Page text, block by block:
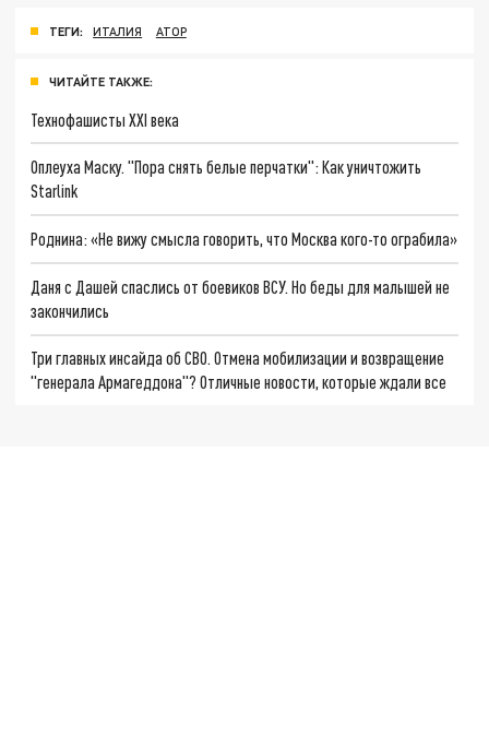
ТЕГИ: ИТАЛИЯ АТОР
ЧИТАЙТЕ ТАКЖЕ:
Технофашисты XXI века
Оплеуха Маску. "Пора снять белые перчатки": Как уничтожить
Starlink
Роднина: «Не вижу смысла говорить, что Москва кого-то ограбила»
Даня с Дашей спаслись от боевиков ВСУ. Но беды для малышей не
закончились
Три главных инсайда об СВО. Отмена мобилизации и возвращение
"генерала Армагеддона"? Отличные новости, которые ждали все